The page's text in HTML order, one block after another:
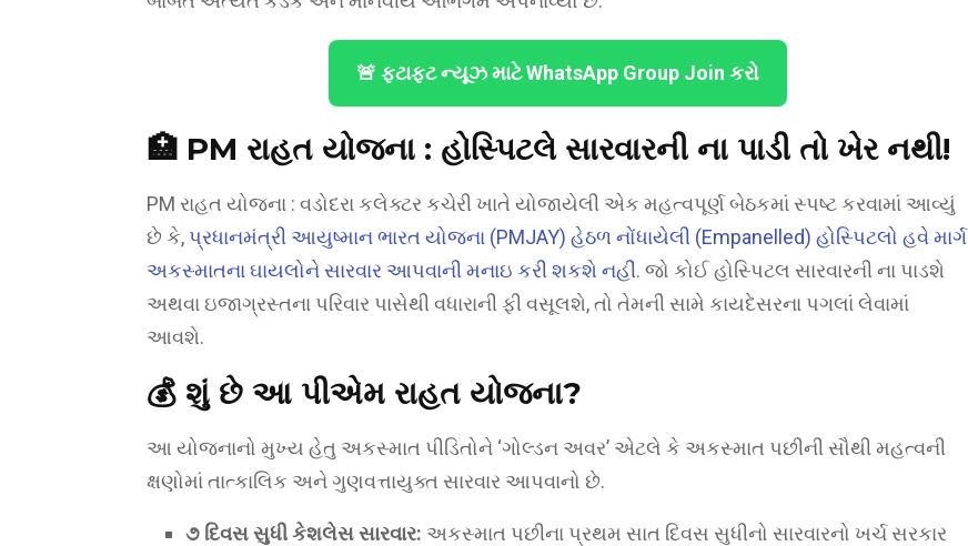
🚨 ફટાફટ ન્યૂઝ માટે WhatsApp Group Join કરો
🏥 PM રાહત યોજના : હોસ્પિટલે સારવારની ના પાડી તો ખેર નથી!
PM રાહત યોજના : વડોદરા કલેક્ટર કચેરી ખાતે યોજાયેલી એક મહત્વપૂર્ણ બેઠકમાં સ્પષ્ટ કરવામાં આવ્યું
છે કે, પ્રધાનમંત્રી આયુષ્માન ભારત યોજના (PMJAY) હેઠળ નોંધાયેલી (Empanelled) હોસ્પિટલો હવે માર્ગ
અકસ્માતના ઘાયલોને સારવાર આપવાની મનાઇ કરી શકશે નહીં. જો કોઈ હોસ્પિટલ સારવારની ના પાડશે
અથવા ઇજાગ્રસ્તના પરિવાર પાસેથી વધારાની ફી વસૂલશે, તો તેમની સામે કાયદેસરના પગલાં લેવામાં
આવશે.
💰 શું છે આ પીએમ રાહત યોજના?
આ યોજનાનો મુખ્ય હેતુ અકસ્માત પીડિતોને ‘ગોલ્ડન અવર’ એટલે કે અકસ્માત પછીની સૌથી મહત્વની
ક્ષણોમાં તાત્કાલિક અને ગુણવત્તાયુક્ત સારવાર આપવાનો છે.
૭ દિવસ સુધી કેશલેસ સારવાર: અકસ્માત પછીના પ્રથમ સાત દિવસ સુધીનો સારવારનો ખર્ચ સરકાર